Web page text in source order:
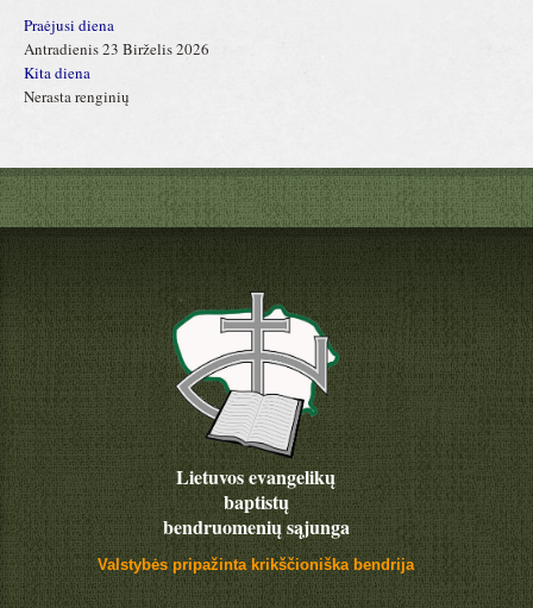
Praėjusi diena
Antradienis 23 Birželis 2026
Kita diena
Nerasta renginių
Lietuvos evangelikų
baptistų
bendruomenių sąjunga
Valstybės pripažinta krikščioniška bendrija